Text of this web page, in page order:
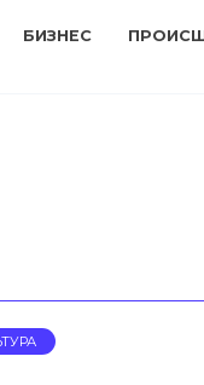
БИЗНЕС